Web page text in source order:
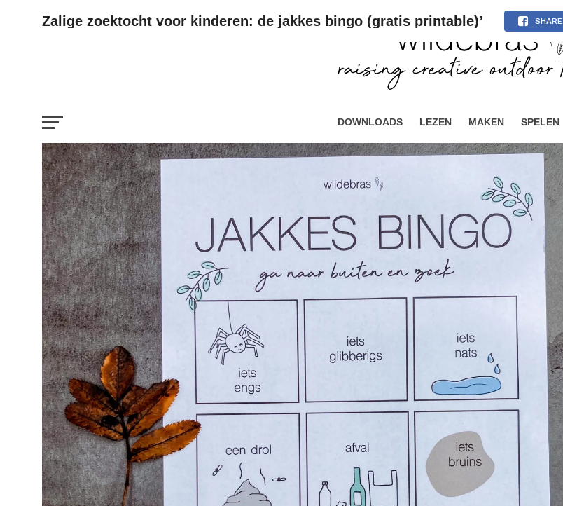
DOWNLOADS LEZEN MAKEN SPELEN
Zalige zoektocht voor kinderen: de jakkes bingo (gratis printable)’ SHARE